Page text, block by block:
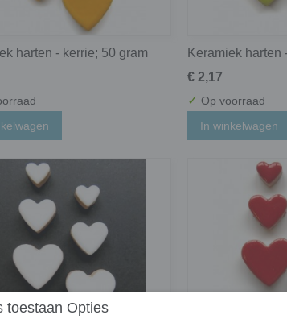
harten - kerrie; 50 gram
Keramiek harten
€ 2,17
✓ Op voorraad
In winkelwagen
toestaan Opties